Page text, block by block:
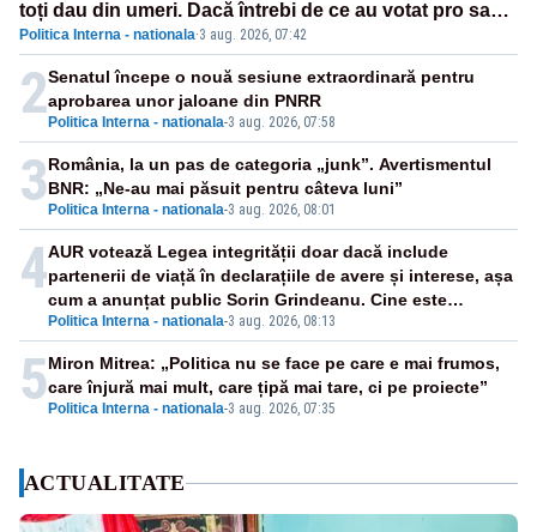
toți dau din umeri. Dacă întrebi de ce au votat pro sau
contra, o să zică: păi vrei să sară ăștia pe noi
Politica Interna - nationala·3 aug. 2026, 07:42
2 Politica Interna - nationala-3 aug. 2026, 07:58
Senatul începe o nouă sesiune extraordinară pentru
aprobarea unor jaloane din PNRR
3 Politica Interna - nationala-3 aug. 2026, 08:01
România, la un pas de categoria „junk”. Avertismentul
BNR: „Ne-au mai păsuit pentru câteva luni”
4
Politica Interna - nationala-3 aug. 2026, 08:13
AUR votează Legea integrității doar dacă include
partenerii de viață în declarațiile de avere și interese, așa
cum a anunțat public Sorin Grindeanu. Cine este
incompatibil sau în conflict de interese trebuie să plece
din funcție: fără excepții!
5 Politica Interna - nationala-3 aug. 2026, 07:35
Miron Mitrea: „Politica nu se face pe care e mai frumos,
care înjură mai mult, care țipă mai tare, ci pe proiecte”
ACTUALITATE